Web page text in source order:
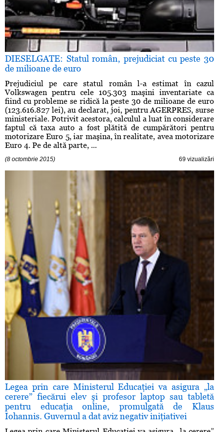
DIESELGATE: Statul român, prejudiciat cu peste 30
de milioane de euro
Prejudiciul pe care statul român l-a estimat în cazul
Volkswagen pentru cele 105.303 maşini inventariate ca
fiind cu probleme se ridică la peste 30 de milioane de euro
(123.616.827 lei), au declarat, joi, pentru AGERPRES, surse
ministeriale. Potrivit acestora, calculul a luat în considerare
faptul că taxa auto a fost plătită de cumpărători pentru
motorizare Euro 5, iar maşina, în realitate, avea motorizare
Euro 4. Pe de altă parte, ...
(8 octombrie 2015) 69 vizualizări
Legea prin care Ministerul Educaţiei va asigura „la
cerere” fiecărui elev şi profesor laptop sau tabletă
pentru educaţia online, promulgată de Klaus
Iohannis. Guvernul a dat aviz negativ iniţiativei